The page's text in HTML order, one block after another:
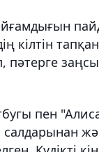
кілтін
пәтерге
пен
салдарынан